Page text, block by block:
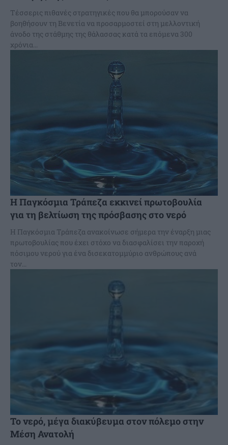
Τέσσερις πιθανές στρατηγικές που θα μπορούσαν να
βοηθήσουν τη Βενετία να προσαρμοστεί στη μελλοντική
άνοδο της στάθμης της θάλασσας κατά τα επόμενα 300
χρόνια...
Η Παγκόσμια Τράπεζα εκκινεί πρωτοβουλία
για τη βελτίωση της πρόσβασης στο νερό
Η Παγκόσμια Τράπεζα ανακοίνωσε σήμερα την έναρξη μιας
πρωτοβουλίας που έχει στόχο να διασφαλίσει την παροχή
πόσιμου νερού για ένα δισεκατομμύριο ανθρώπους ανά
τον...
Το νερό, μέγα διακύβευμα στον πόλεμο στην
Μέση Ανατολή